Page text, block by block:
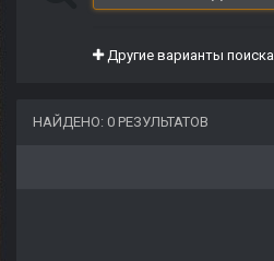
Другие варианты поиска
НАЙДЕНО: 0 РЕЗУЛЬТАТОВ